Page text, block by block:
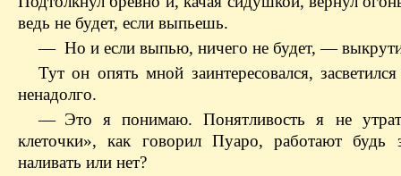
ведь не будет, если выпьешь.
— Но и если выпью, ничего не будет, —
Тут он опять мной заинтересовался,
ненадолго.
— Это я понимаю. Понятливость я не
клеточки», как говорил Пуаро, работают будь
наливать или нет?